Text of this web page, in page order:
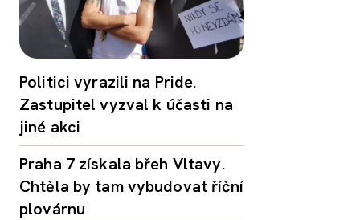
Politici vyrazili na Pride.
Zastupitel vyzval k účasti na
jiné akci
Praha 7 získala břeh Vltavy.
Chtěla by tam vybudovat říční
plovárnu